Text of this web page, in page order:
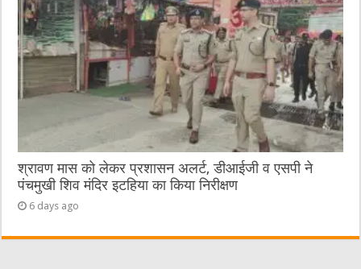
श्रावण मास को लेकर प्रशासन अलर्ट, डीआईजी व एसपी ने
पंचमुखी शिव मंदिर इटहिया का किया निरीक्षण
6 days ago